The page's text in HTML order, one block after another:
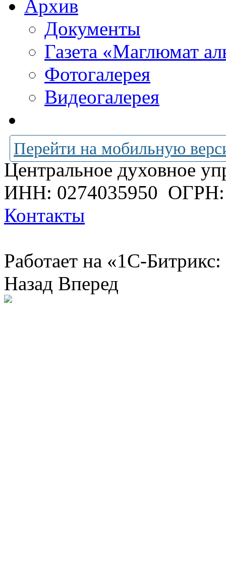
Архив
Документы
Газета «Маглюмат
Фотогалерея
Видеогалерея
Перейти на мобильную
Центральное духовное
ИНН: 0274035950 ОГРН:
Контакты
Работает на «1С-
Назад Вперед